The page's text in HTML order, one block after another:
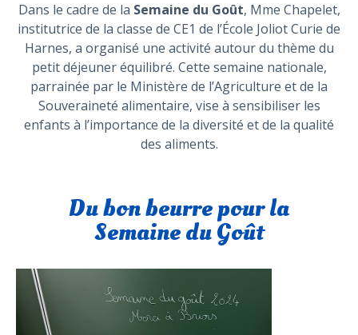
Dans le cadre de la Semaine du Goût, Mme Chapelet,
institutrice de la classe de CE1 de l’École Joliot Curie de
Harnes, a organisé une activité autour du thème du
petit déjeuner équilibré. Cette semaine nationale,
parrainée par le Ministère de l’Agriculture et de la
Souveraineté alimentaire, vise à sensibiliser les
enfants à l’importance de la diversité et de la qualité
des aliments.
Du bon beurre pour la
Semaine du Goût